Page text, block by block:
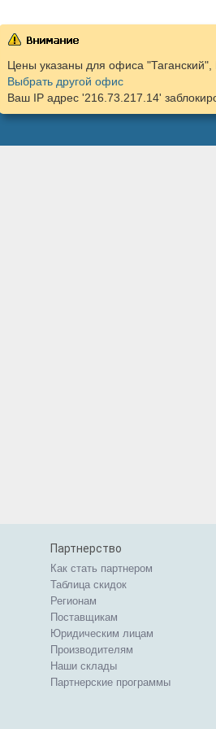
Цены указаны для офиса "Таганский",
Выбрать другой офис
Ваш IP адрес '216.73.217.14'
Партнерство
Как стать партнером
Таблица скидок
Регионам
Поставщикам
Юридическим лицам
Производителям
Наши склады
Партнерские программы